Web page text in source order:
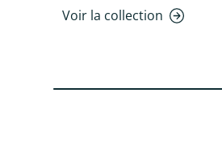
Voir la collection